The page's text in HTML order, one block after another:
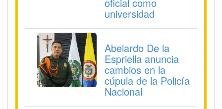
universidad
Abelardo De la
Espriella anuncia
cambios en la
cúpula de la Policía
Nacional